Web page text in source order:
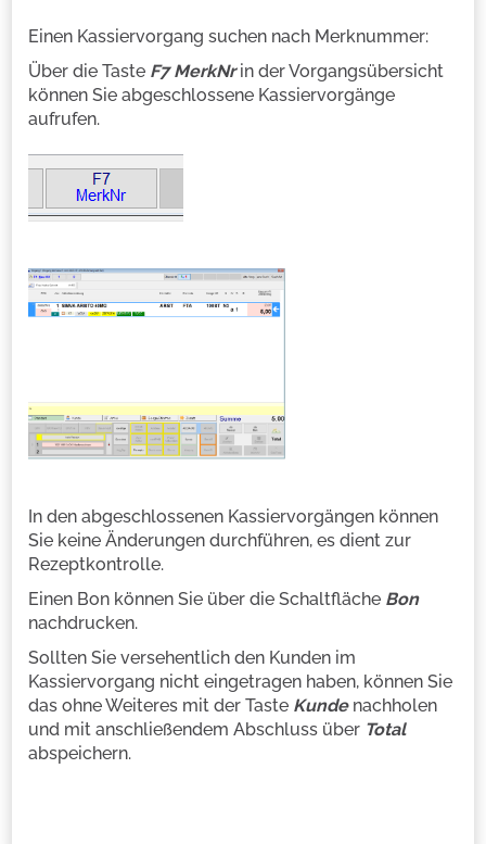
Einen Kassiervorgang suchen nach Merknummer:
Über die Taste F7 MerkNrin der Vorgangsübersicht
können Sie abgeschlossene Kassiervorgänge
aufrufen.
In den abgeschlossenen Kassiervorgängen können
Sie keine Änderungen durchführen, es dient zur
Rezeptkontrolle.
Einen Bon können Sie über die Schaltfläche Bon
nachdrucken.
Sollten Sie versehentlich den Kunden im
Kassiervorgang nicht eingetragen haben, können Sie
das ohne Weiteres mit der Taste Kundenachholen
und mit anschließendem Abschluss über Total
abspeichern.